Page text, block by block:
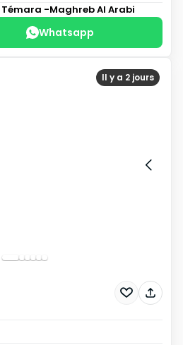
Témara -Maghreb Al Arabi
Whatsapp
Il y a 2 jours